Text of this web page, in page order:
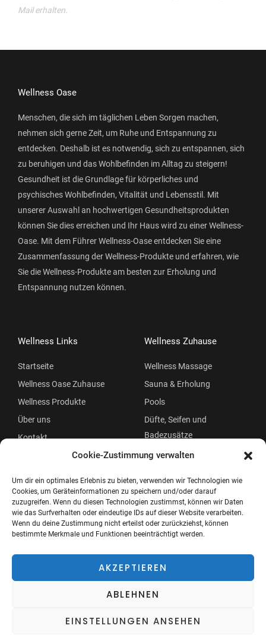
Cookie-Zustimmung verwalten
Um dir ein optimales Erlebnis zu bieten, verwenden wir Technologien wie
Cookies, um Geräteinformationen zu speichern und/oder darauf
zuzugreifen. Wenn du diesen Technologien zustimmst, können wir Daten
wie das Surfverhalten oder eindeutige IDs auf dieser Website verarbeiten.
Wenn du deine Zustimmung nicht erteilst oder zurückziehst, können
bestimmte Merkmale und Funktionen beeinträchtigt werden.
AKZEPTIEREN
ABLEHNEN
EINSTELLUNGEN ANSEHEN
Mail erhalten.
Wellness Oase
Menschen, die sich im täglichen Leben Sorgen machen,
nehmen sich gerne Zeit, um Ruhe und Entspannung zu
entdecken. Deshalb ist es notwendig, sich zu entspannen, sich
zu beruhigen und das Wohlbefinden im Alltag zu steigern!
Gesundheit ist die Grundlage für körperliches und
psychisches Wohlbefinden, Vitalität und Lebensstil. Mit
unserer Auswahl an hochwertigen Gesundheitsprodukten
können Sie dies erreichen und Ihr Haus wird zu einer Wellness-
Oase. Mit dem Führer Wellness-Oase entdecken Sie eine
Zusammenfassung der Wellness-Produkte und erfahren, wie
Sie die Wellness-Produkte am besten zur Erholung und
Entspannung nutzen können.
Wellness Links
Startseite
Wellness Oase Zuhause
Wellness Produkte
Über uns
Kontakt
Wellness Zuhause
Wellness Massage
Sauna & Erholung
Pools
Düfte, Seifen und
Badezusätze
Beauty
Menü